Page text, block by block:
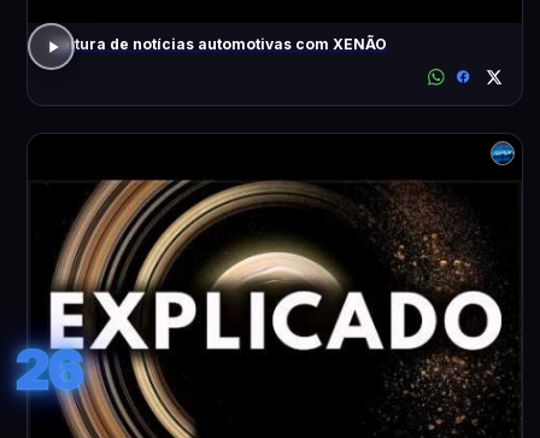
Leitura de notícias automotivas com XENÃO
26